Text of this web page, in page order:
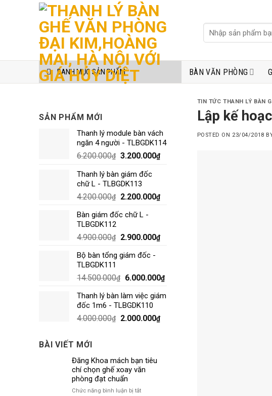
Tìm
kiếm:
DANH MỤC SẢN PHẨM BÀN VĂN PHÒNG
SẢN PHẨM MỚI
Thanh lý module bàn vách
ngăn 4 người - TLBGDK114
6.200.000₫ 3.200.000₫
Thanh lý bàn giám đốc
chữ L - TLBGDK113
4.200.000₫ 2.200.000₫
Bàn giám đốc chữ L -
TLBGDK112
4.900.000₫ 2.900.000₫
Bộ bàn tổng giám đốc -
TLBGDK111
14.500.000₫ 6.000.000₫
Thanh lý bàn làm việc giám
đốc 1m6 - TLBGDK110
4.000.000₫ 2.000.000₫
BÀI VIẾT MỚI
Đăng Khoa mách bạn tiêu
chí chọn ghế xoay văn
phòng đạt chuẩn
Chức năng bình luận bị tắtở
TIN TỨC THANH LÝ BÀN
Lập kế
POSTED ON 23/04/2018